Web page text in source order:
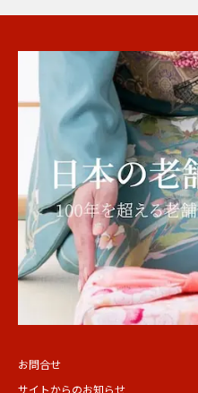
お問合せ
サイトからのお知らせ